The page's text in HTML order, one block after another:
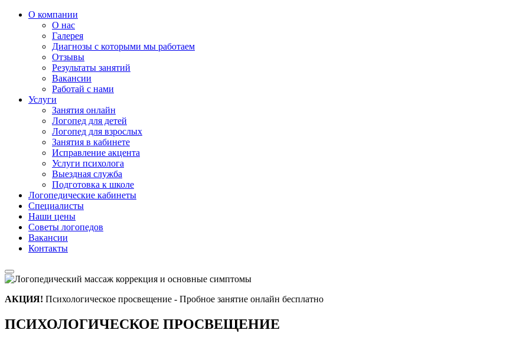
О компании
О нас
Галерея
Диагнозы с которыми мы работаем
Отзывы
Результаты занятий
Вакансии
Работай с нами
Услуги
Занятия онлайн
Логопед для детей
Логопед для взрослых
Занятия в кабинете
Исправление акцента
Услуги психолога
Выездная служба
Подготовка к школе
Логопедические кабинеты
Специалисты
Наши цены
Советы логопедов
Вакансии
Контакты
АКЦИЯ! Психологическое просвещение - Пробное занятие онлайн бесплатно
ПСИХОЛОГИЧЕСКОЕ ПРОСВЕЩЕНИЕ